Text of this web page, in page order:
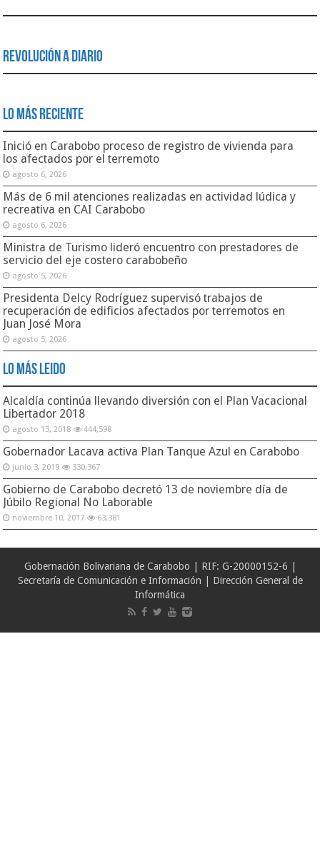
Revolución a Diario
Lo Más Reciente
Inició en Carabobo proceso de registro de vivienda para
los afectados por el terremoto
agosto 6, 2026
Más de 6 mil atenciones realizadas en actividad lúdica y
recreativa en CAI Carabobo
agosto 6, 2026
Ministra de Turismo lideró encuentro con prestadores de
servicio del eje costero carabobeño
agosto 5, 2026
Presidenta Delcy Rodríguez supervisó trabajos de
recuperación de edificios afectados por terremotos en
Juan José Mora
agosto 5, 2026
Lo Más Leido
Alcaldía continúa llevando diversión con el Plan Vacacional
Libertador 2018
agosto 13, 2018 444,598
Gobernador Lacava activa Plan Tanque Azul en Carabobo
junio 3, 2019 330,367
Gobierno de Carabobo decretó 13 de noviembre día de
Júbilo Regional No Laborable
noviembre 10, 2017 63,381
Gobernación Bolivariana de Carabobo | RIF: G-20000152-6 |
Secretaría de Comunicación e Información | Dirección General de
Informática